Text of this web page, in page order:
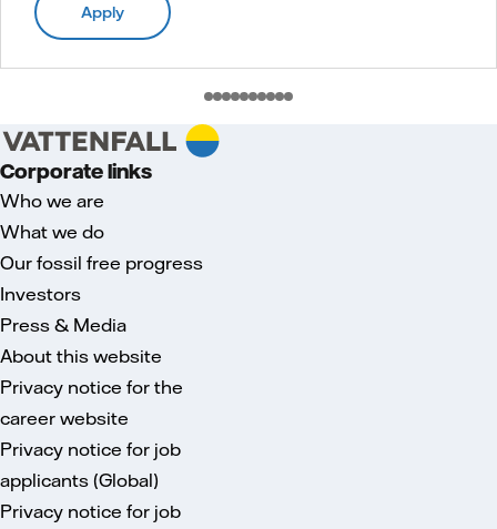
Apply
Corporate links
Who we are
What we do
Our fossil free progress
Investors
Press & Media
About this website
Privacy notice for the
career website
Privacy notice for job
applicants (Global)
Privacy notice for job